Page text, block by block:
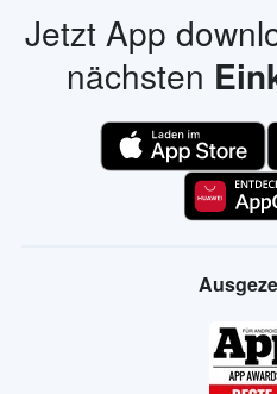
Jetzt App
nächsten